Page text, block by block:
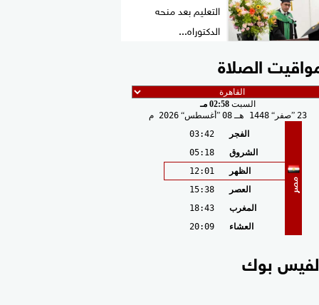
التعليم بعد منحه
الدكتوراه...
الصلاة
السبت 02:58 مـ
23 صفر 1448 هـ 08 أغسطس 2026 م
مصر
الفجر
03:42
الشروق
05:18
الظهر
12:01
العصر
15:38
المغرب
18:43
العشاء
20:09
بوك